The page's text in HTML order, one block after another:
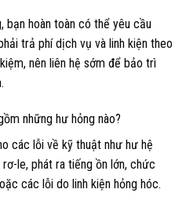
bạn hoàn toàn có thể yêu cầu
trả phí dịch vụ và linh kiện theo
nên liên hệ sớm để bảo trì
những hư hỏng nào?
các lỗi về kỹ thuật như hư hệ
le, phát ra tiếng ồn lớn, chức
các lỗi do linh kiện hỏng hóc.